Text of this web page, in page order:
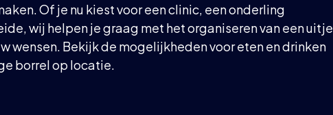
Of je nu kiest voor een clinic, een onderling
wij helpen je graag met het organiseren van een uitje
wensen. Bekijk de mogelijkheden voor eten en drinken
borrel op locatie.